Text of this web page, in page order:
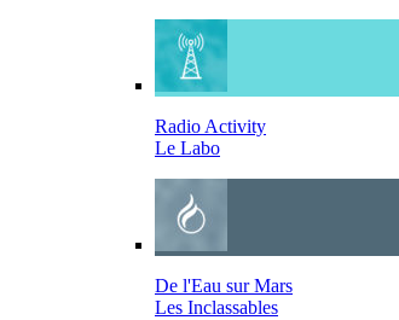
Radio Activity
Le Labo
De l'Eau sur Mars
Les Inclassables